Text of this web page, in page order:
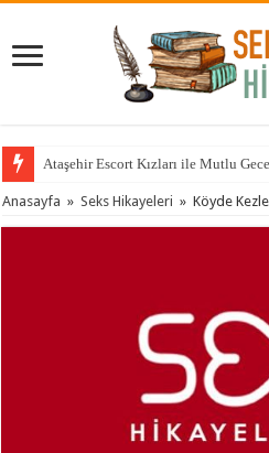
Ataşehir Escort Kızları ile Mutlu
Anasayfa » Seks Hikayeleri » Köyde